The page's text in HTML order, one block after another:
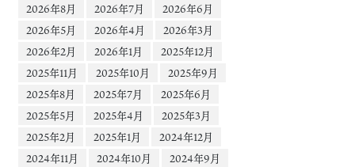
2026年8月
2026年7月
2026年6月
2026年5月
2026年4月
2026年3月
2026年2月
2026年1月
2025年12月
2025年11月
2025年10月
2025年9月
2025年8月
2025年7月
2025年6月
2025年5月
2025年4月
2025年3月
2025年2月
2025年1月
2024年12月
2024年11月
2024年10月
2024年9月